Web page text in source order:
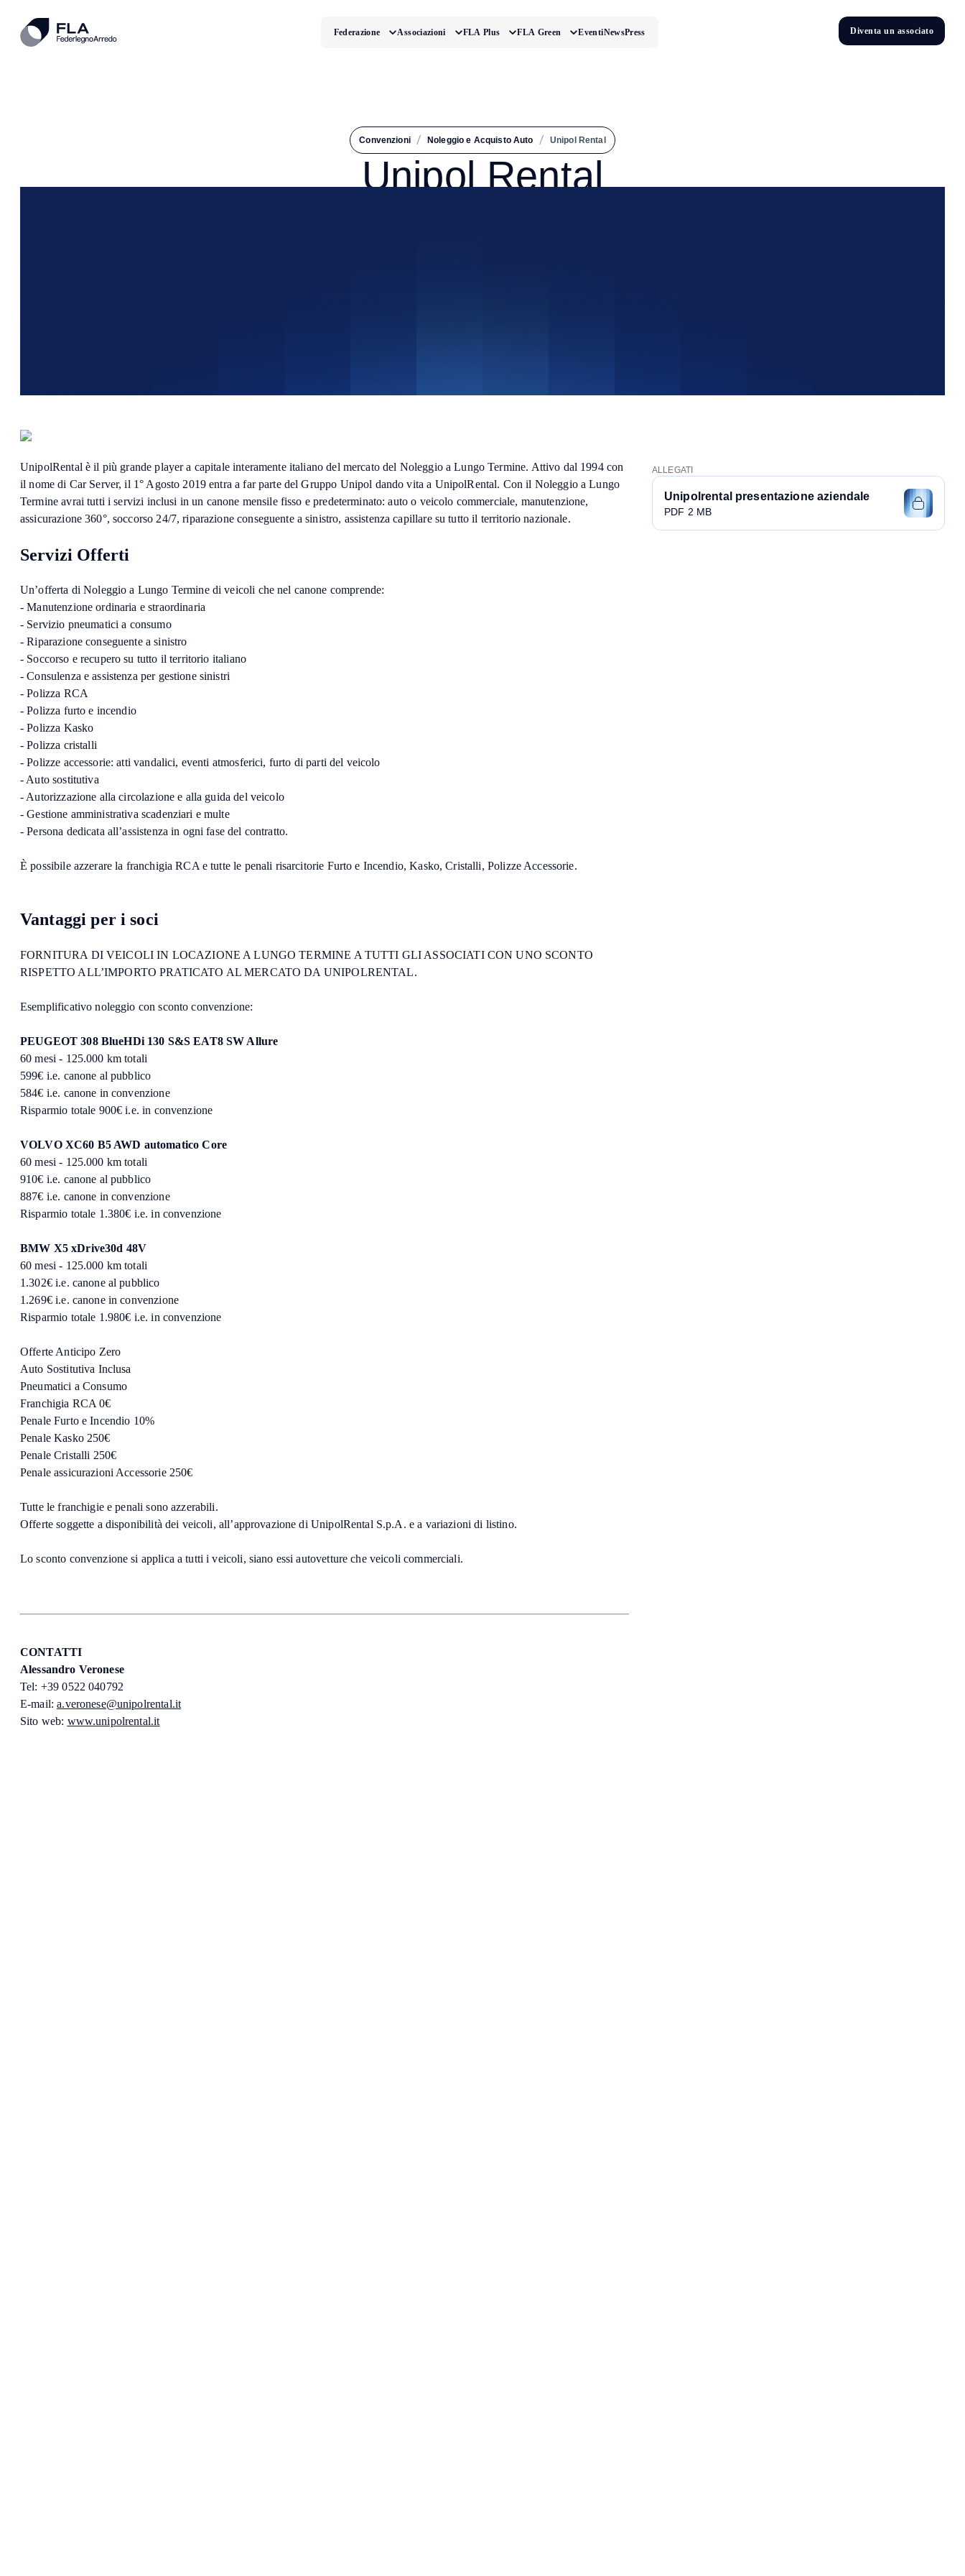
Federazione Associazioni FLA Plus FLA Green EventiNewsPress Diventa un associato
Div
Convenzioni / Noleggio e Acquisto Auto / Unipol Rental
Unipol Rental
UnipolRental è il più grande player a capitale interamente italiano del mercato del Noleggio a Lungo Termine. Attivo dal 1994 con
il nome di Car Server, il 1° Agosto 2019 entra a far parte del Gruppo Unipol dando vita a UnipolRental. Con il Noleggio a Lungo
Termine avrai tutti i servizi inclusi in un canone mensile fisso e predeterminato: auto o veicolo commerciale, manutenzione,
assicurazione 360°, soccorso 24/7, riparazione conseguente a sinistro, assistenza capillare su tutto il territorio nazionale.
Servizi Offerti
Un’offerta di Noleggio a Lungo Termine di veicoli che nel canone comprende:
- Manutenzione ordinaria e straordinaria
- Servizio pneumatici a consumo
- Riparazione conseguente a sinistro
- Soccorso e recupero su tutto il territorio italiano
- Consulenza e assistenza per gestione sinistri
- Polizza RCA
- Polizza furto e incendio
- Polizza Kasko
- Polizza cristalli
- Polizze accessorie: atti vandalici, eventi atmosferici, furto di parti del veicolo
- Auto sostitutiva
- Autorizzazione alla circolazione e alla guida del veicolo
- Gestione amministrativa scadenziari e multe
- Persona dedicata all’assistenza in ogni fase del contratto.
È possibile azzerare la franchigia RCA e tutte le penali risarcitorie Furto e Incendio, Kasko, Cristalli, Polizze Accessorie.
Vantaggi per i soci
FORNITURA DI VEICOLI IN LOCAZIONE A LUNGO TERMINE A TUTTI GLI ASSOCIATI CON UNO SCONTO
RISPETTO ALL’IMPORTO PRATICATO AL MERCATO DA UNIPOLRENTAL.
Esemplificativo noleggio con sconto convenzione:
PEUGEOT 308 BlueHDi 130 S&S EAT8 SW Allure
60 mesi - 125.000 km totali
599€ i.e. canone al pubblico
584€ i.e. canone in convenzione
Risparmio totale 900€ i.e. in convenzione
VOLVO XC60 B5 AWD automatico Core
60 mesi - 125.000 km totali
910€ i.e. canone al pubblico
887€ i.e. canone in convenzione
Risparmio totale 1.380€ i.e. in convenzione
BMW X5 xDrive30d 48V
60 mesi - 125.000 km totali
1.302€ i.e. canone al pubblico
1.269€ i.e. canone in convenzione
Risparmio totale 1.980€ i.e. in convenzione
Offerte Anticipo Zero
Auto Sostitutiva Inclusa
Pneumatici a Consumo
Franchigia RCA 0€
Penale Furto e Incendio 10%
Penale Kasko 250€
Penale Cristalli 250€
Penale assicurazioni Accessorie 250€
Tutte le franchigie e penali sono azzerabili.
Offerte soggette a disponibilità dei veicoli, all’approvazione di UnipolRental S.p.A. e a variazioni di listino.
Lo sconto convenzione si applica a tutti i veicoli, siano essi autovetture che veicoli commerciali.
CONTATTI
Alessandro Veronese
Tel: +39 0522 040792
E-mail:a.veronese@unipolrental.it
Sito web: www.unipolrental.it
ALLEGATI
Unipolrental presentazione aziendale
PDF 2 MB